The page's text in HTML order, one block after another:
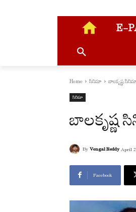
E-
Home సినిమా బాలకృష్ణ
సినిమా
By Vengal Reddy April
Facebook